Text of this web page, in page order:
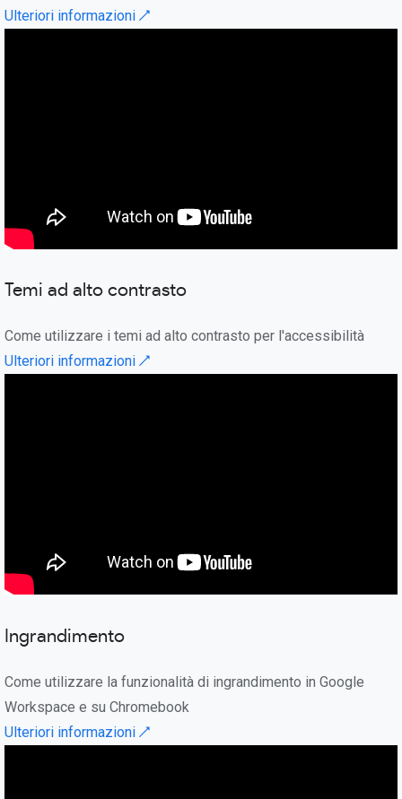
Ulteriori informazioni ↗
Temi ad alto contrasto
Come utilizzare i temi ad alto contrasto per l'accessibilità
Ulteriori informazioni ↗
Ingrandimento
Come utilizzare la funzionalità di ingrandimento in Google
Workspace e su Chromebook
Ulteriori informazioni ↗